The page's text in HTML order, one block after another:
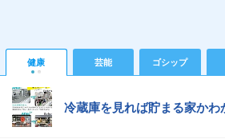
健康 芸能 ゴシップ
冷蔵庫を見れば貯まる家かわ